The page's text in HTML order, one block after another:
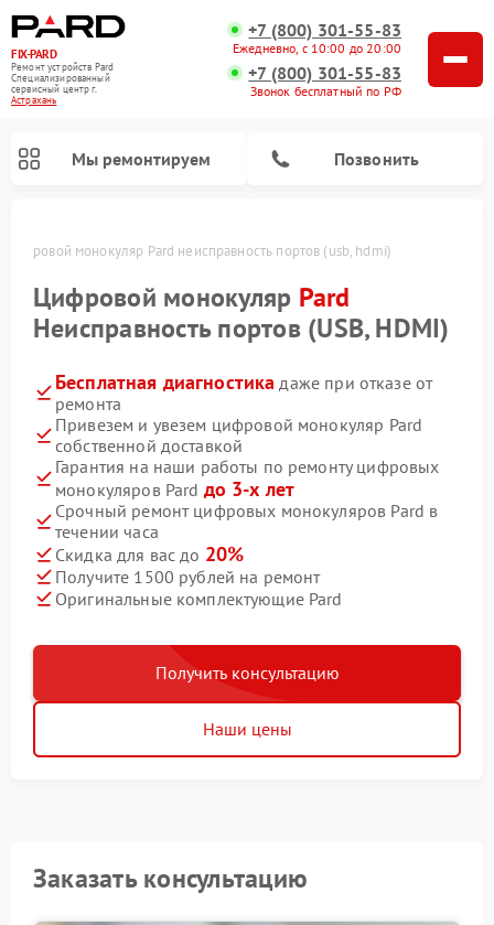
FIX-PARD
Ремонт устройств Pard
Специализированный
cервисный центр г.
Астрахань
+7 (800) 301-55-83
Ежедневно, с 10:00 до 20:00
+7 (800) 301-55-83
Звонок бесплатный по РФ
Мы ремонтируем Позвонить
Цифровой монокуляр Pard неисправность портов (usb, hdmi)
Цифровой монокуляр Pard
Неисправность портов (USB, HDMI)
Бесплатная диагностика даже при отказе от
ремонта
Привезем и увезем цифровой монокуляр Pard
собственной доставкой
Гарантия на наши работы по ремонту цифровых
монокуляров Pard до 3-х лет
Срочный ремонт цифровых монокуляров Pard в
течении часа
Скидка для вас до 20%
Получите 1500 рублей на ремонт
Оригинальные комплектующие Pard
Получить консультацию
Наши цены
Заказать консультацию